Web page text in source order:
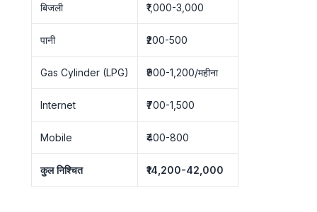
बिजली ₹1,000-3,000
पानी ₹200-500
Gas Cylinder (LPG) ₹900-1,200/महीना
Internet ₹700-1,500
Mobile ₹400-800
कुल निश्चित ₹14,200-42,000